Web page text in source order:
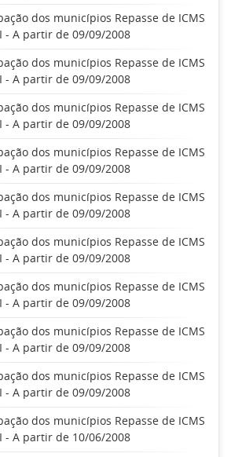
dos municípios Repasse de ICMS
- A partir de 09/09/2008
dos municípios Repasse de ICMS
- A partir de 09/09/2008
dos municípios Repasse de ICMS
- A partir de 09/09/2008
dos municípios Repasse de ICMS
- A partir de 09/09/2008
dos municípios Repasse de ICMS
- A partir de 09/09/2008
dos municípios Repasse de ICMS
- A partir de 09/09/2008
dos municípios Repasse de ICMS
- A partir de 09/09/2008
dos municípios Repasse de ICMS
- A partir de 09/09/2008
dos municípios Repasse de ICMS
- A partir de 09/09/2008
dos municípios Repasse de ICMS
- A partir de 10/06/2008